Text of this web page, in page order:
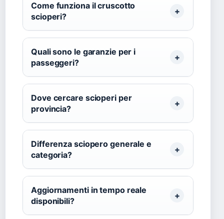
Come funziona il cruscotto
scioperi?
Quali sono le garanzie per i
passeggeri?
Dove cercare scioperi per
provincia?
Differenza sciopero generale e
categoria?
Aggiornamenti in tempo reale
disponibili?